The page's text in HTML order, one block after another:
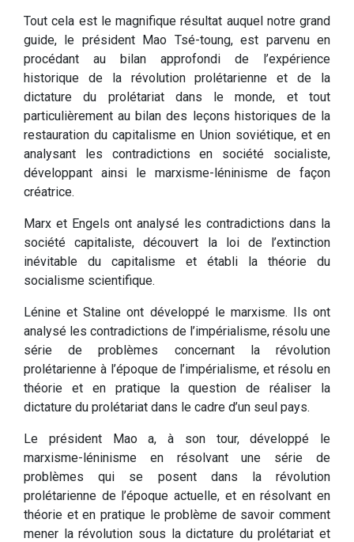
Tout cela est le magnifique résultat auquel notre grand
guide, le président Mao Tsé-toung, est parvenu en
procédant au bilan approfondi de l’expérience
historique de la révolution prolétarienne et de la
dictature du prolétariat dans le monde, et tout
particulièrement au bilan des leçons historiques de la
restauration du capitalisme en Union soviétique, et en
analysant les contradictions en société socialiste,
développant ainsi le marxisme-léninisme de façon
créatrice.
Marx et Engels ont analysé les contradictions dans la
société capitaliste, découvert la loi de l’extinction
inévitable du capitalisme et établi la théorie du
socialisme scientifique.
Lénine et Staline ont développé le marxisme. Ils ont
analysé les contradictions de l’impérialisme, résolu une
série de problèmes concernant la révolution
prolétarienne à l’époque de l’impérialisme, et résolu en
théorie et en pratique la question de réaliser la
dictature du prolétariat dans le cadre d’un seul pays.
Le président Mao a, à son tour, développé le
marxisme-léninisme en résolvant une série de
problèmes qui se posent dans la révolution
prolétarienne de l’époque actuelle, et en résolvant en
théorie et en pratique le problème de savoir comment
mener la révolution sous la dictature du prolétariat et